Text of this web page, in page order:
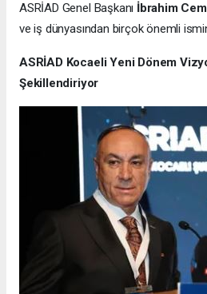
ASRİAD Genel Başkanı İbrahim
ve iş dünyasından birçok önemli ismin
ASRİAD Kocaeli Yeni Dönem
Şekillendiriyor